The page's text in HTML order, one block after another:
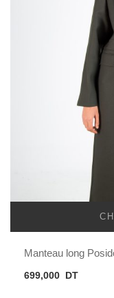
Manteau long
699,000 DT